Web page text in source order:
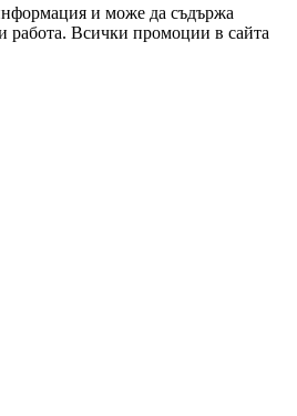
и може да съдържа
работа. Всички промоции в сайта